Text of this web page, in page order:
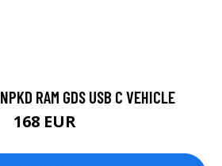
RAM GDS USB C VEHICLE
168 EUR